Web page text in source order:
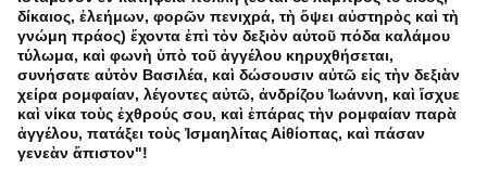
δίκαιος, ἐλεήμων, φορῶν πενιχρά, τὴ ὄψει αὐστηρὸς καὶ τὴ
γνώμη πράος) ἔχοντα ἐπὶ τὸν δεξιὸν αὐτοῦ πόδα καλάμου
τύλωμα, καὶ φωνὴ ὑπὸ τοῦ ἀγγέλου κηρυχθήσεται,
συνήσατε αὐτὸν Βασιλέα, καὶ δώσουσιν αὐτῶ εἰς τὴν δεξιὰν
χείρα ρομφαίαν, λέγοντες αὐτῶ, ἀνδρίζου Ἰωάννη, καὶ ἴσχυε
καὶ νίκα τοὺς ἐχθρούς σου, καὶ ἐπάρας τὴν ρομφαίαν παρὰ
ἀγγέλου, πατάξει τοὺς Ἰσμαηλίτας Αἰθίοπας, καὶ πάσαν
γενεὰν ἄπιστον"!